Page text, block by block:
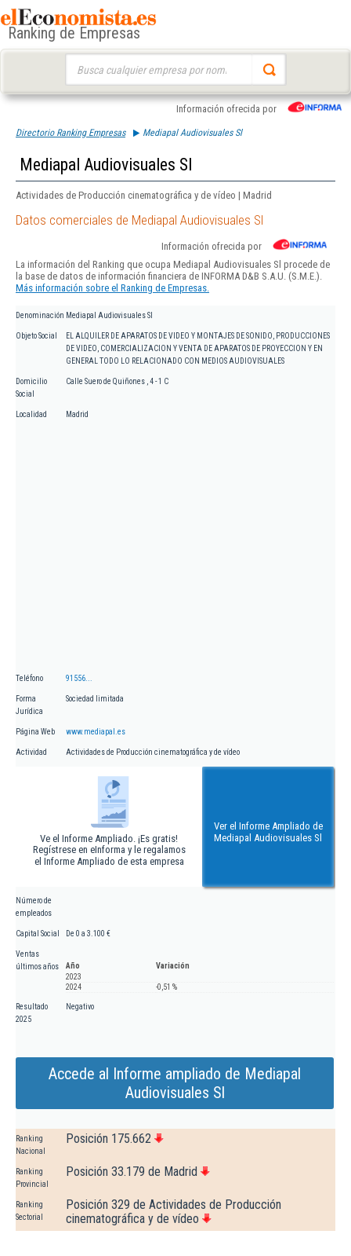
Ranking de Empresas
Información ofrecida por
Directorio Ranking Empresas Mediapal Audiovisuales Sl
Mediapal Audiovisuales Sl
Actividades de Producción cinematográfica y de vídeo | Madrid
Datos comerciales de Mediapal Audiovisuales Sl
Información ofrecida por
La información del Ranking que ocupa Mediapal Audiovisuales Sl procede de
la base de datos de información financiera de INFORMA D&B S.A.U. (S.M.E.).
Más información sobre el Ranking de Empresas.
Denominación Mediapal Audiovisuales Sl
Objeto Social
EL ALQUILER DE APARATOS DE VIDEO Y MONTAJES DE SONIDO, PRODUCCIONES
DE VIDEO, COMERCIALIZACION Y VENTA DE APARATOS DE PROYECCION Y EN
GENERAL TODO LO RELACIONADO CON MEDIOS AUDIOVISUALES
Domicilio
Social
Calle Suero de Quiñones , 4 - 1 C
Localidad Madrid
Teléfono 91556...
Forma
Jurídica
Sociedad limitada
Página Web www.mediapal.es
Actividad Actividades de Producción cinematográfica y de vídeo
Ve el Informe Ampliado. ¡Es gratis!
Regístrese en eInforma y le regalamos
el Informe Ampliado de esta empresa
Ver el Informe Ampliado de
Mediapal Audiovisuales Sl
Número de
empleados
Capital Social De 0 a 3.100 €
Ventas
últimos años
Año
Variación
2023
2024
-0,51 %
Resultado
2025
Negativo
Accede al Informe ampliado de Mediapal
Audiovisuales Sl
Ranking
Nacional
Posición 175.662
Ranking
Provincial
Posición 33.179 de Madrid
Ranking
Sectorial
Posición 329 de Actividades de Producción
cinematográfica y de vídeo